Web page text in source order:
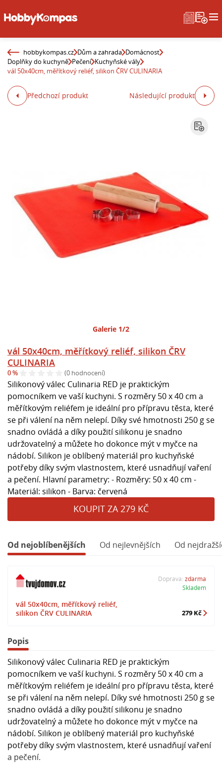
hobbykompas.cz Dům a zahrada Domácnost
Doplňky do kuchyně Pečení Kuchyňské vály
vál 50x40cm, měřítkový reliéf, silikon ČRV CULINARIA
Předchozí produkt Následující produkt
Galerie 1/2
vál 50x40cm, měřítkový reliéf, silikon ČRV
CULINARIA
0 % (0 hodnocení)
Silikonový válec Culinaria RED je praktickým
pomocníkem ve vaší kuchyni. S rozměry 50 x 40 cm a
měřítkovým reliéfem je ideální pro přípravu těsta, které
se při válení na něm nelepí. Díky své hmotnosti 250 g se
snadno ovládá a díky použití silikonu je snadno
udržovatelný a můžete ho dokonce mýt v myčce na
nádobí. Silikon je oblíbený materiál pro kuchyňské
potřeby díky svým vlastnostem, které usnadňují vaření
a pečení. Hlavní parametry: - Rozměry: 50 x 40 cm -
Materiál: silikon - Barva: červená
KOUPIT ZA 279 KČ
Od nejoblíbenějších Od nejlevnějších Od
vál 50x40cm, měřítkový reliéf,
silikon ČRV CULINARIA
Doprava: zdarma
Skladem
279 Kč
Popis
Silikonový válec Culinaria RED je praktickým
pomocníkem ve vaší kuchyni. S rozměry 50 x 40 cm a
měřítkovým reliéfem je ideální pro přípravu těsta, které
se při válení na něm nelepí. Díky své hmotnosti 250 g se
snadno ovládá a díky použití silikonu je snadno
udržovatelný a můžete ho dokonce mýt v myčce na
nádobí. Silikon je oblíbený materiál pro kuchyňské
potřeby díky svým vlastnostem, které usnadňují vaření
a pečení.